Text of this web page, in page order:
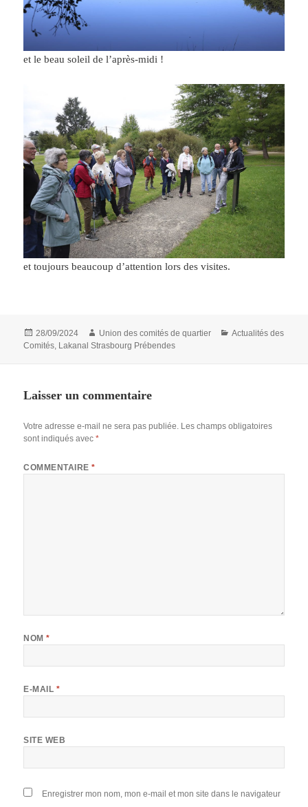
et le beau soleil de l’après-midi !
et toujours beaucoup d’attention lors des visites.
Publié
le
28/09/2024 Auteur
Union des comités de quartier Catégories
Actualités des
Comités Lakanal Strasbourg Prébendes
Laisser un commentaire
Votre adresse e-mail ne sera pas publiée. Les champs obligatoires
sont indiqués avec*
COMMENTAIRE*
NOM*
E-MAIL *
SITE WEB
Enregistrer mon nom, mon e-mail et mon site dans le navigateur